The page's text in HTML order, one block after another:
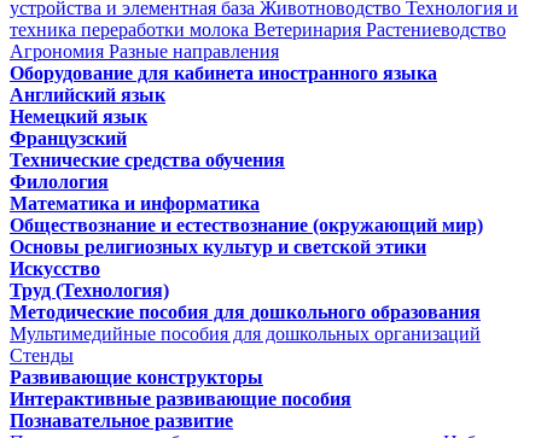
устройства и элементная база Животноводство Технология и
техника переработки молока Ветеринария Растениеводство
Агрономия Разные направления
Оборудование для кабинета иностранного языка
Английский язык
Немецкий язык
Французский
Технические средства обучения
Филология
Математика и информатика
Обществознание и естествознание (окружающий мир)
Основы религиозных культур и светской этики
Искусство
Труд (Технология)
Методические пособия для дошкольного образования
Мультимедийные пособия для дошкольных организаций
Стенды
Развивающие конструкторы
Интерактивные развивающие пособия
Познавательное развитие